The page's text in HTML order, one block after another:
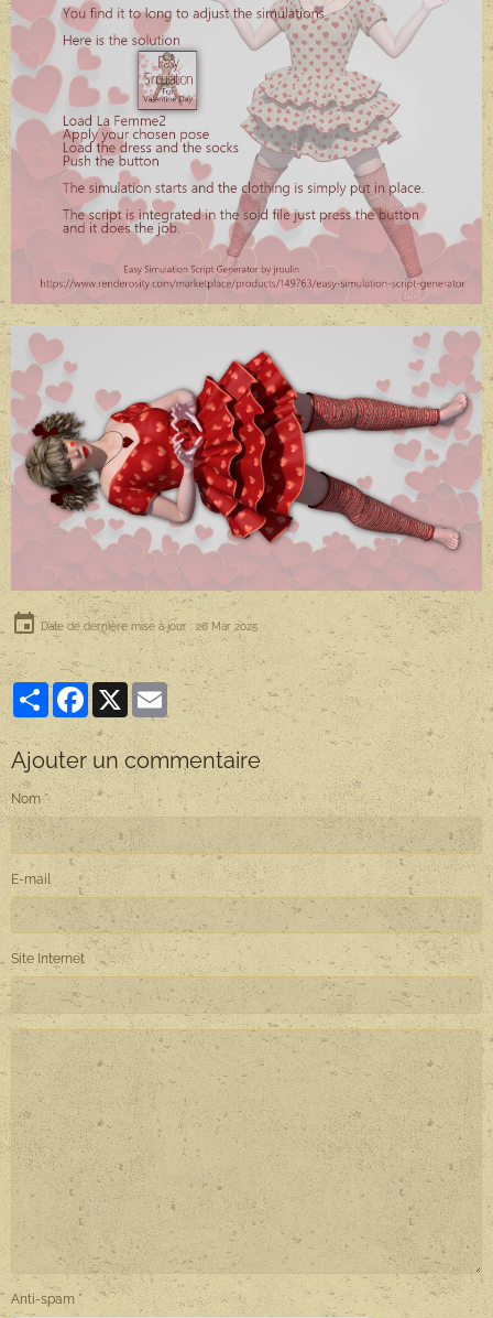
Date de dernière mise à jour : 26 Mar 2025
PartagerFacebook
X Email
Ajouter un commentaire
Nom
E-mail
Site Internet
Anti-spam